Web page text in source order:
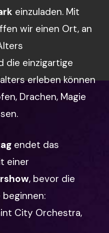
einzuladen. Mit
wir einen Ort, an
die einzigartige
erleben können
Drachen, Magie
endet das
einer
, bevor die
City Orchestra,